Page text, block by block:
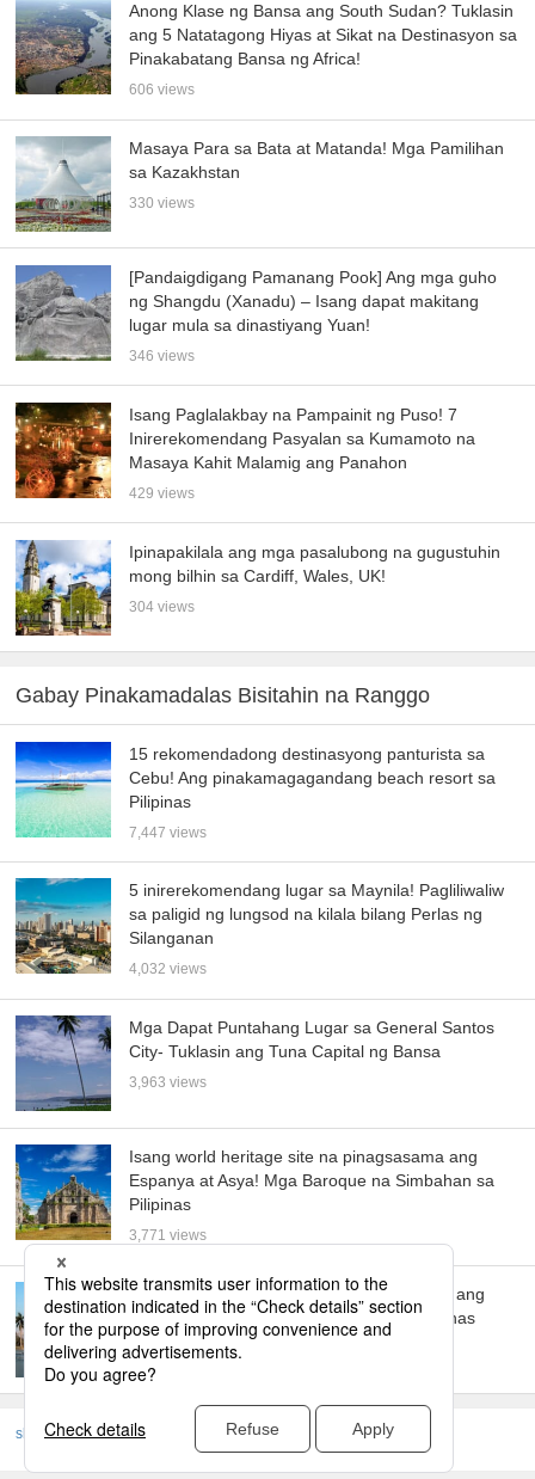
Anong Klase ng Bansa ang South Sudan? Tuklasin
ang 5 Natatagong Hiyas at Sikat na Destinasyon sa
Pinakabatang Bansa ng Africa!
606 views
Masaya Para sa Bata at Matanda! Mga Pamilihan
sa Kazakhstan
330 views
[Pandaigdigang Pamanang Pook] Ang mga guho
ng Shangdu (Xanadu) – Isang dapat makitang
lugar mula sa dinastiyang Yuan!
346 views
Isang Paglalakbay na Pampainit ng Puso! 7
Inirerekomendang Pasyalan sa Kumamoto na
Masaya Kahit Malamig ang Panahon
429 views
Ipinapakilala ang mga pasalubong na gugustuhin
mong bilhin sa Cardiff, Wales, UK!
304 views
Gabay Pinakamadalas Bisitahin na Ranggo
15 rekomendadong destinasyong panturista sa
Cebu! Ang pinakamagagandang beach resort sa
Pilipinas
7,447 views
5 inirerekomendang lugar sa Maynila! Pagliliwaliw
sa paligid ng lungsod na kilala bilang Perlas ng
Silanganan
4,032 views
Mga Dapat Puntahang Lugar sa General Santos
City- Tuklasin ang Tuna Capital ng Bansa
3,963 views
Isang world heritage site na pinagsasama ang
Espanya at Asya! Mga Baroque na Simbahan sa
Pilipinas
3,771 views
6 na tourist spots sa Bacolod! Ipinapakilala ang
inirerekomendang “City of Smiles” sa Pilipinas
3,656 views
skyticket Pangunahing Gabay sa Turismo Asya